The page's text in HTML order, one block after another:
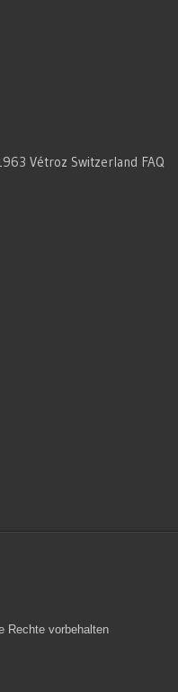
Vétroz Switzerland FAQ
Rechte vorbehalten